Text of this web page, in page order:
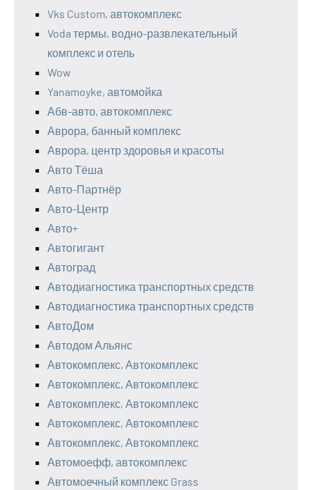
Vks Custom, автокомплекс
Voda термы, водно-развлекательный
комплекс и отель
Wow
Yanamoyke, автомойка
Абв-авто, автокомплекс
Аврора, банный комплекс
Аврора, центр здоровья и красоты
Авто Тёша
Авто-Партнёр
Авто-Центр
Авто+
Автогигант
Автоград
Автодиагностика транспортных средств
Автодиагностика транспортных средств
АвтоДом
Автодом Альянс
Автокомплекс, Автокомплекс
Автокомплекс, Автокомплекс
Автокомплекс, Автокомплекс
Автокомплекс, Автокомплекс
Автокомплекс, Автокомплекс
Автомоефф, автокомплекс
Автомоечный комплекс Grass